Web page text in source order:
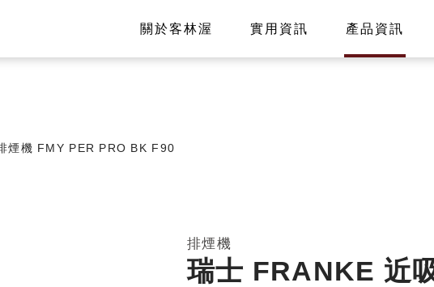
關於客林渥 實用資訊 產品資訊
煙機 FMY PER PRO BK F90
排煙機
瑞士 FRANKE 近